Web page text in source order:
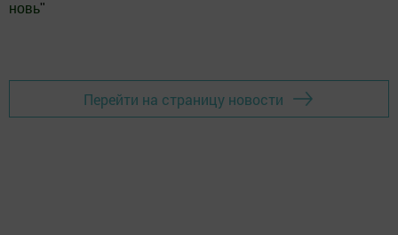
новь"
Перейти на страницу новости